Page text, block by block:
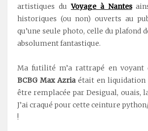
artistiques duVoyage à Nantes
historiques (ou non) ouverts au
qu’une seule photo, celle du plafond
absolument fantastique.
Ma futilité m’a rattrapé en voyant
BCBG Max Azriaétait en liquidation
être remplacée par Desigual, ouais,
J’ai craqué pour cette ceinture
!